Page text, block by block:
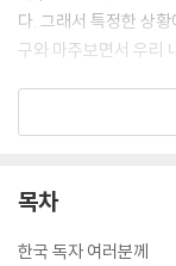
다. 그래서 특정한 상
구와 마주보면서 우리
40여 년간 진료실에
황하고 흥분하는 순간
빨리 벗어나고 싶은 것
다는 이유만으로 우리
목차
한국 독자 여러분께